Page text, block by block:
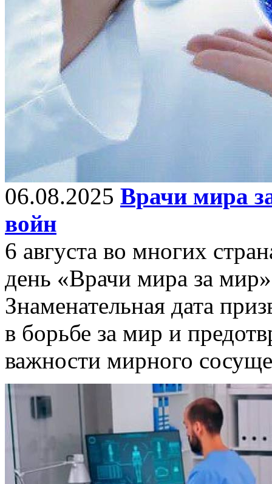
06.08.2025 Врачи мира
войн
6 августа во многих
день «Врачи мира за
Знаменательная дата
в борьбе за мир и
важности мирного